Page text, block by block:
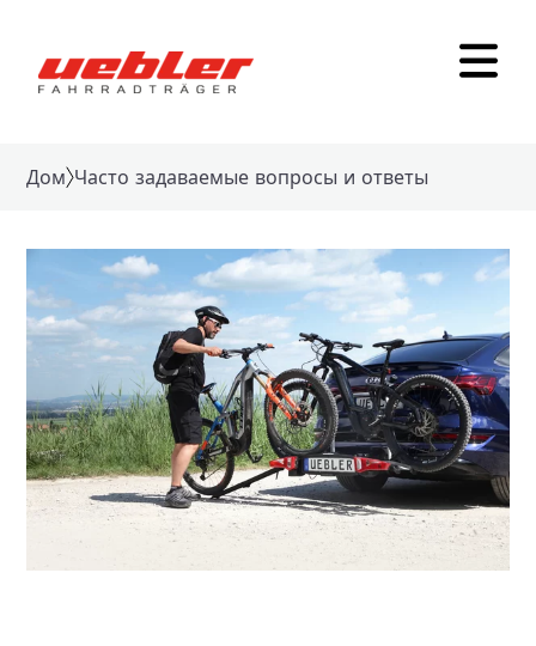
Дом Часто задаваемые вопросы и ответы